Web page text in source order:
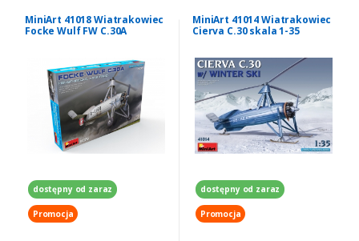
MiniArt 41018 Wiatrakowiec
Focke Wulf FW C.30A
dostępny od zaraz
Promocja
MiniArt 41014 Wiatrakowiec
Cierva C.30 skala 1-35
dostępny od zaraz
Promocja